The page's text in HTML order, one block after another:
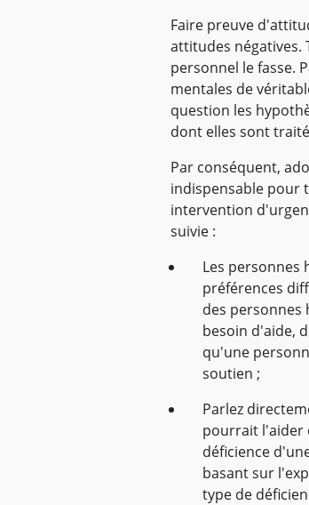
Faire preuve
attitudes négatives.
personnel le fasse.
mentales de
question les
dont elles sont
Par conséquent,
indispensable pour
intervention
suivie :
Les personnes
préférences
des personnes
besoin d'aide,
qu'une
soutien ;
Parlez
pourrait l'aider
déficience
basant sur
type de